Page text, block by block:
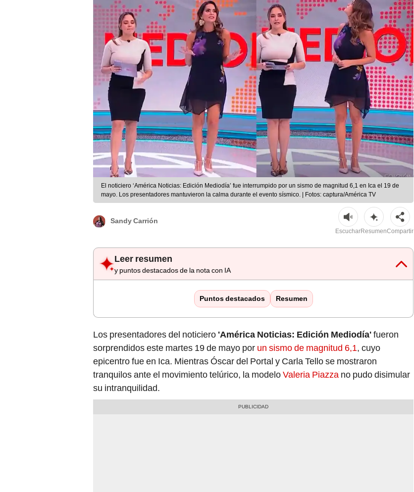
El noticiero ‘América Noticias: Edición Mediodía’ fue interrumpido por un sismo de magnitud 6,1 en Ica el 19 de
mayo. Los presentadores mantuvieron la calma durante el evento sísmico. | Fotos: captura/América TV
Sandy Carrión
EscucharResumenCompartir
Leer resumen
y puntos destacados de la nota con IA
Puntos destacados Resumen
Los presentadores del noticiero 'América Noticias: Edición Mediodía'fueron
sorprendidos este martes 19 de mayo por un sismo de magnitud 6,1, cuyo
epicentro fue en Ica. Mientras Óscar del Portal y Carla Tello se mostraron
tranquilos ante el movimiento telúrico, la modeloValeria Piazza no pudo disimular
su intranquilidad.